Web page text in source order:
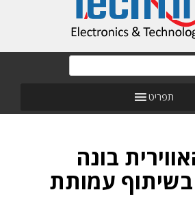
תפריט
בונה
בשיתוף עמותת